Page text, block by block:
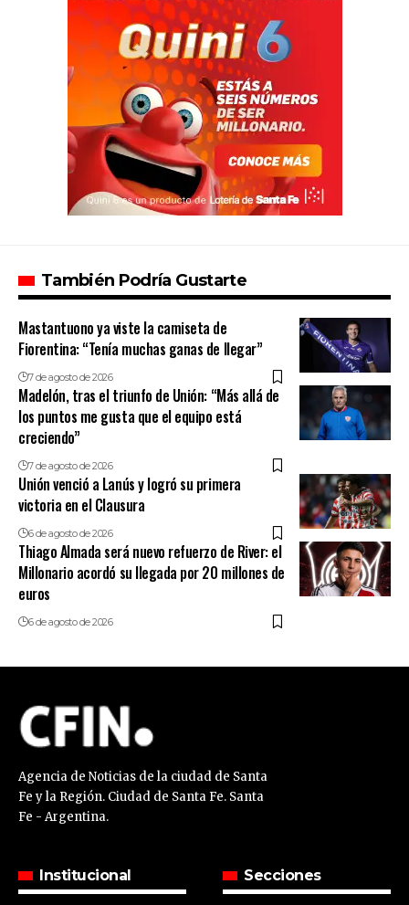
También Podría Gustarte
Mastantuono ya viste la camiseta de
Fiorentina: “Tenía muchas ganas de llegar”
7 de agosto de 2026
Madelón, tras el triunfo de Unión: “Más allá de
los puntos me gusta que el equipo está
creciendo”
7 de agosto de 2026
Unión venció a Lanús y logró su primera
victoria en el Clausura
6 de agosto de 2026
Thiago Almada será nuevo refuerzo de River: el
Millonario acordó su llegada por 20 millones de
euros
6 de agosto de 2026
Agencia de Noticias de la ciudad de Santa
Fe y la Región. Ciudad de Santa Fe. Santa
Fe - Argentina.
Institucional Secciones